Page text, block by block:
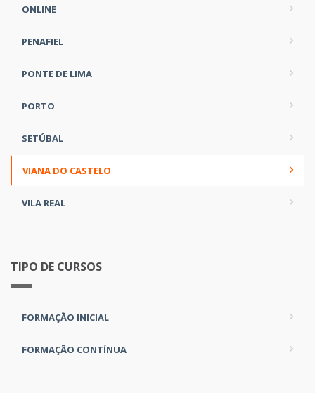
ONLINE
PENAFIEL
PONTE DE LIMA
PORTO
SETÚBAL
VIANA DO CASTELO
VILA REAL
TIPO DE CURSOS
FORMAÇÃO INICIAL
FORMAÇÃO CONTÍNUA